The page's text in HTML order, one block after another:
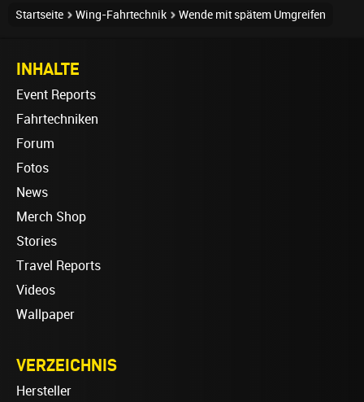
Startseite Wing-Fahrtechnik Wende mit spätem Umgreifen
INHALTE
Event Reports
Fahrtechniken
Forum
Fotos
News
Merch Shop
Stories
Travel Reports
Videos
Wallpaper
VERZEICHNIS
Hersteller